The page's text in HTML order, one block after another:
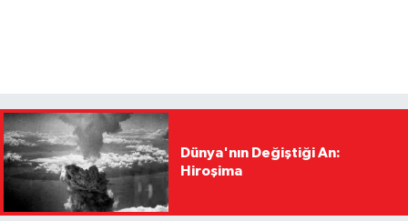
Dünya'nın Değiştiği An:
Hiroşima